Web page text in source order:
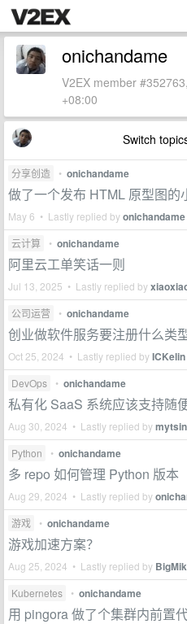
onichandame
V2EX member
+08:00
Switch
分享创造 • onichandame
做了一个发布 HTML 原型图的
May 6 • Lastly replied byonichandame
云计算 • onichandame
阿里云工单笑话一则
Jul 13, 2025 • Lastly replied by
公司运营 • onichandame
创业做软件服务要注册什么类
Oct 25, 2024 • Lastly replied byICKelin
DevOps • onichandame
私有化 SaaS 系统应该支持随
Aug 30, 2024 • Lastly replied by
Python • onichandame
多 repo 如何管理 Python 版本
Aug 29, 2024 • Lastly replied by
游戏 • onichandame
游戏加速方案？
Aug 25, 2024 • Lastly replied by
Kubernetes • onichandame
用 pingora 做了个集群内前置